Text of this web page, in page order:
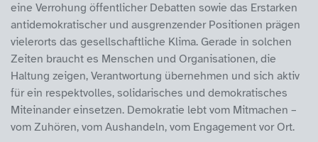
eine Verrohung öffentlicher Debatten sowie das Erstarken
antidemokratischer und ausgrenzender Positionen prägen
vielerorts das gesellschaftliche Klima. Gerade in solchen
Zeiten braucht es Menschen und Organisationen, die
Haltung zeigen, Verantwortung übernehmen und sich aktiv
für ein respektvolles, solidarisches und demokratisches
Miteinander einsetzen. Demokratie lebt vom Mitmachen –
vom Zuhören, vom Aushandeln, vom Engagement vor Ort.